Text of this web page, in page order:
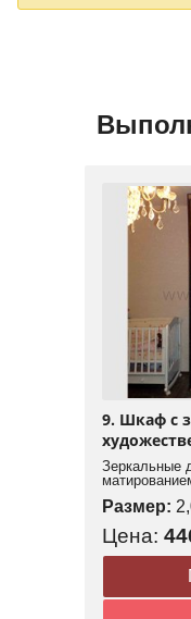
9. Шкаф с
Зеркальные
Размер:
Цена: